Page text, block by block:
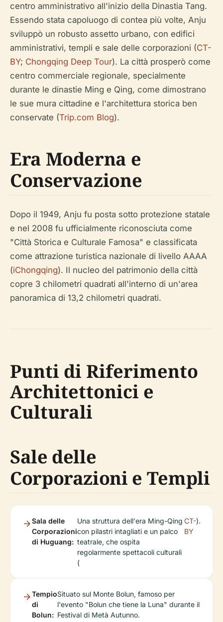
centro amministrativo all'inizio della Dinastia Tang.
Essendo stata capoluogo di contea più volte, Anju
sviluppò un robusto assetto urbano, con edifici
amministrativi, templi e sale delle corporazioni (CT-
BY; Chongqing Deep Tour). La città prosperò come
centro commerciale regionale, specialmente
durante le dinastie Ming e Qing, come dimostrano
le sue mura cittadine e l'architettura storica ben
conservate (Trip.com Blog).
Era Moderna e
Conservazione
Dopo il 1949, Anju fu posta sotto protezione statale
e nel 2008 fu ufficialmente riconosciuta come
"Città Storica e Culturale Famosa" e classificata
come attrazione turistica nazionale di livello AAAA
(iChongqing). Il nucleo del patrimonio della città
copre 3 chilometri quadrati all'interno di un'area
panoramica di 13,2 chilometri quadrati.
Punti di Riferimento
Architettonici e
Culturali
Sale delle
Corporazioni e Templi
Sala delle
Corporazioni
di Huguang:
Una struttura dell'era Ming-Qing
con pilastri intagliati e un palco
teatrale, che ospita
regolarmente spettacoli culturali
(
CT-
BY
).
Tempio
di
Bolun:
Situato sul Monte Bolun, famoso per
l'evento "Bolun che tiene la Luna" durante il
Festival di Metà Autunno.